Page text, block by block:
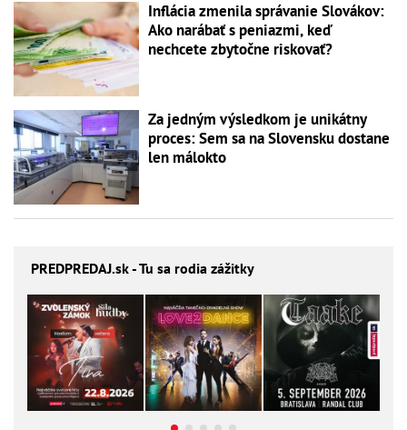
Inflácia zmenila správanie Slovákov:
Ako narábať s peniazmi, keď
nechcete zbytočne riskovať?
Za jedným výsledkom je unikátny
proces: Sem sa na Slovensku dostane
len málokto
PREDPREDAJ.sk - Tu sa rodia zážitky